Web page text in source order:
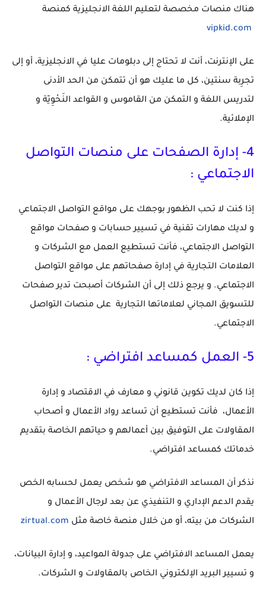
هناك منصات مخصصة لتعليم اللغة الانجليزية كمنصة
vipkid.com
على الإنترنت، أنت لا تحتاج إلى دبلومات عليا في الانجليزية، أو إلى
تجرِبة سنتين، كل ما عليك هو أن تتمكن من الحد الأدنى
لتدريس اللغة و التمكن من القاموس و القواعد النَحْوِيّة و
الإملائية.
4- إدارة الصفحات على منصات التواصل
الاجتماعي :
إذا كنت لا تحب الظهور بوجهك على مواقع التواصل الاجتماعي
و لديك مهارات تقنية في تسيير حسابات و صفحات مواقع
التواصل الاجتماعي، فأنت تستطيع العمل مع الشركات و
العلامات التجارية في إدارة صفحاتهم على مواقع التواصل
الاجتماعي. و يرجع ذلك إلى أن الشركات أصبحت تدير صفحات
للتسويق المجاني لعلاماتها التجارية على منصات التواصل
الاجتماعي.
5- العمل كمساعد افتراضي :
إذا كان لديك تكوين قانوني و معارف في الاقتصاد و إدارة
الأعمال،
فأنت تستطيع أن تساعد رواد الأعمال و أصحاب
المقاولات على التوفيق بين أعمالهم و حياتهم الخاصة بتقديم
خدماتك كمساعد افتراضي.
نذكر أن المساعد الافتراضي هو شخص يعمل لحسابه الخص
يقدم الدعم الإداري و التنفيذي عن بعد لرجال الأعمال و
الشركات من بيته، أو من خلال منصة خاصة مثل zirtual.com
يعمل المساعد الافتراضي على جدولة المواعيد، و إدارة البيانات،
و تسيير البريد الإلكتروني الخاص بالمقاولات و الشركات.